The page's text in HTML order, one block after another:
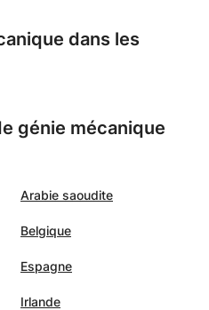
dans les
génie mécanique
Arabie saoudite
Belgique
Espagne
Irlande